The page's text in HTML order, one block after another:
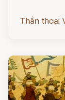
Thần thoại